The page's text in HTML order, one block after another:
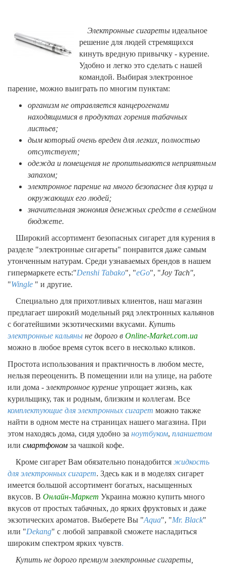
Электронные сигареты идеальное
решение для людей стремящихся
кинуть вредную привычку - курение.
Удобно и легко это сделать с нашей
командой. Выбирая электронное
парение, можно выиграть по многим пунктам:
организм не отравляется канцерогенами
находящимися в продуктах горения табачных
листьев;
дым который очень вреден для легких, полностью
отсутствует;
одежда и помещения не пропитываются неприятным
запахом;
электронное парение на много безопаснее для курца и
окружающих его людей;
значительная экономия денежных средств в семейном
бюджете.
Широкий ассортимент безопасных сигарет для курения в
разделе "электронные сигареты" понравится даже самым
утонченным натурам. Среди узнаваемых брендов в нашем
гипермаркете есть:"Denshi Tabako", "eGo", "Joy Tach",
"Wingle " и другие.
Специально для прихотливых клиентов, наш магазин
предлагает широкий модельный ряд электронных кальянов
с богатейшими экзотическими вкусами. Купить
электронные кальяны не дорого в Online-Market.com.ua
можно в любое время суток всего в несколько кликов.
Простота использования и практичность в любом месте,
нельзя переоценить. В помещении или на улице, на работе
или дома - электронное курение упрощает жизнь, как
курильщику, так и родным, близким и коллегам. Все
комплектующие для электронных сигарет можно также
найти в одном месте на страницах нашего магазина. При
этом находясь дома, сидя удобно за ноутбуком, планшетом
или смартфоном за чашкой кофе.
Кроме сигарет Вам обязательно понадобится жидкость
для электронных сигарет. Здесь как и в моделях сигарет
имеется большой ассортимент богатых, насыщенных
вкусов. В Онлайн-Маркет Украина можно купить много
вкусов от простых табачных, до ярких фруктовых и даже
экзотических ароматов. Выберете Вы "Aqua", "Mr. Black"
или "Dekang" с любой заправкой сможете насладиться
широким спектром ярких чувств.
Купить не дорого премиум электронные сигареты,